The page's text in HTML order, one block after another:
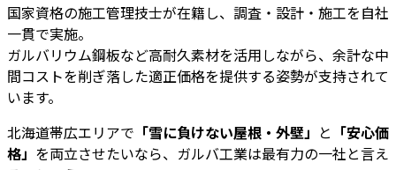
国家資格の施工管理技士が在籍し、調査・設計・施工を自社
一貫で実施。
ガルバリウム鋼板など高耐久素材を活用しながら、余計な中
間コストを削ぎ落した適正価格を提供する姿勢が支持されて
います。
北海道帯広エリアで 「雪に負けない屋根・外壁」 と 「安心価
格」 を両立させたいなら、ガルバ工業は最有力の一社と言え